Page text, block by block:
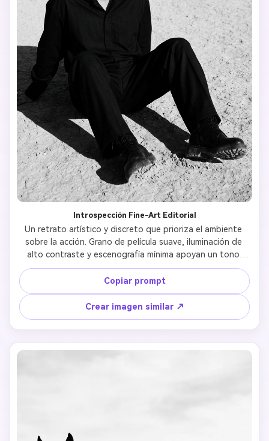
Introspección Fine-Art Editorial
Un retrato artístico y discreto que prioriza el ambiente
sobre la acción. Grano de película suave, iluminación de
alto contraste y escenografía mínima apoyan un tono
emocional introspectivo y compuesto.
Copiar prompt
Crear imagen similar ↗